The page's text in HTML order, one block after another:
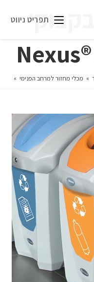
תפריט ניווט
» מכלי מחזור למרחב הפנימי »